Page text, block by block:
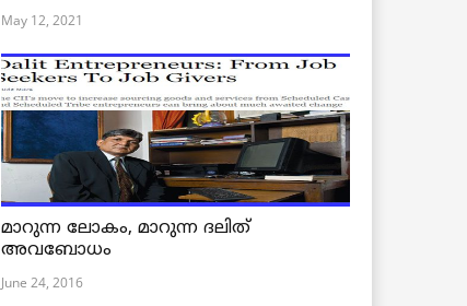
May 12, 2021
മാറുന്ന ലോകം, മാറുന്ന ദലിത്
അവബോധം
June 24, 2016